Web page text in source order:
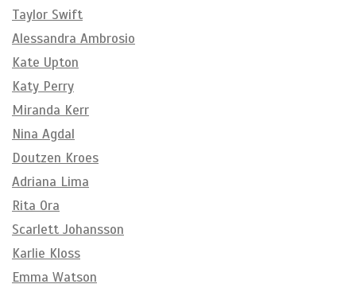
Taylor Swift
Alessandra Ambrosio
Kate Upton
Katy Perry
Miranda Kerr
Nina Agdal
Doutzen Kroes
Adriana Lima
Rita Ora
Scarlett Johansson
Karlie Kloss
Emma Watson